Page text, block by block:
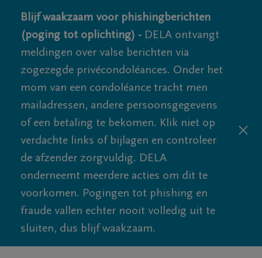
Blijf waakzaam voor phishingberichten
(poging tot oplichting) - DELA ontvangt
meldingen over valse berichten via
zogezegde privécondoléances. Onder het
mom van een condoléance tracht men
mailadressen, andere persoonsgegevens
of een betaling te bekomen. Klik niet op
verdachte links of bijlagen en controleer
de afzender zorgvuldig. DELA
onderneemt meerdere acties om dit te
voorkomen. Pogingen tot phishing en
fraude vallen echter nooit volledig uit te
sluiten, dus blijf waakzaam.